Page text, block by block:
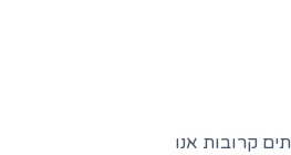
קרובות אנו